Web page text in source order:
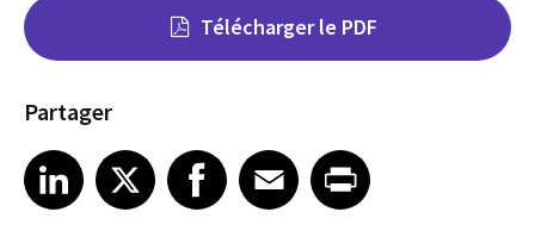
Télécharger le PDF
Partager
Share on LinkedIn
LinkedIn
Share on X Share on Facebook
Facebook
Share on EmailEmailShare on Print